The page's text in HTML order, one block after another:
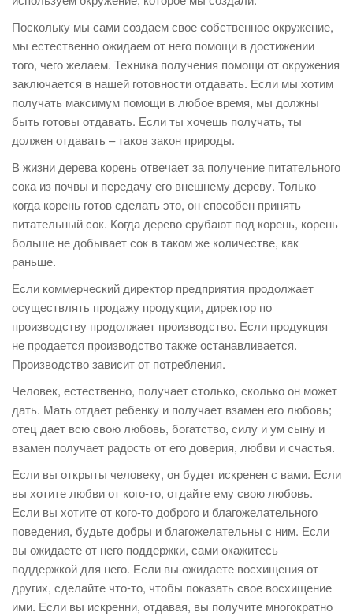
Поскольку мы сами создаем свое собственное окружение,
мы естественно ожидаем от него помощи в достижении
того, чего желаем. Техника получения помощи от окружения
заключается в нашей готовности отдавать. Если мы хотим
получать максимум помощи в любое время, мы должны
быть готовы отдавать. Если ты хочешь получать, ты
должен отдавать – таков закон природы.
В жизни дерева корень отвечает за получение питательного
сока из почвы и передачу его внешнему дереву. Только
когда корень готов сделать это, он способен принять
питательный сок. Когда дерево срубают под корень, корень
больше не добывает сок в таком же количестве, как
раньше.
Если коммерческий директор предприятия продолжает
осуществлять продажу продукции, директор по
производству продолжает производство. Если продукция
не продается производство также останавливается.
Производство зависит от потребления.
Человек, естественно, получает столько, сколько он может
дать. Мать отдает ребенку и получает взамен его любовь;
отец дает всю свою любовь, богатство, силу и ум сыну и
взамен получает радость от его доверия, любви и счастья.
Если вы открыты человеку, он будет искренен с вами. Если
вы хотите любви от кого-то, отдайте ему свою любовь.
Если вы хотите от кого-то доброго и благожелательного
поведения, будьте добры и благожелательны с ним. Если
вы ожидаете от него поддержки, сами окажитесь
поддержкой для него. Если вы ожидаете восхищения от
других, сделайте что-то, чтобы показать свое восхищение
ими. Если вы искренни, отдавая, вы получите многократно